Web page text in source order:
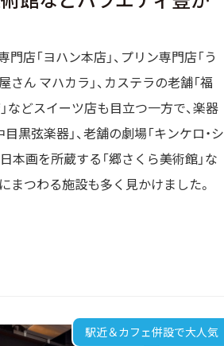
門店「ヨハン本店」、プリン専門店「う
さん マハカラ」、カステラの老舗「福
などスイーツ店も目立つ一方で、楽器
黒弦楽器」、老舗の劇場「キンケロ・シ
日本画を所蔵する「郷さくら美術館」な
まつわる施設も多く見かけました。
駅近＆カフェ併設で大人気